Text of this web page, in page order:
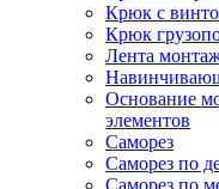
Крюк с
Крюк
Лента
Основание
элементов
Саморез
Саморез по
Саморез по